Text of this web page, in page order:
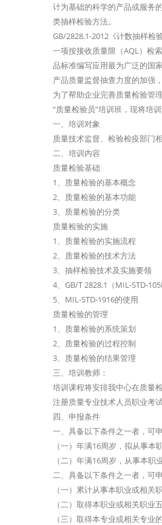
计为基础的科学的产品或服务
类抽样检验方法。
GB/2828.1-2012《计数抽样检
一项按接收质量限（AQL）检
品标准编写应用最为广泛的国
产品质量监督抽查力度的加强
为了帮助企业完善质量检验管
“质量检验员”培训班，现将培
一、培训对象
质量技术监督、检验检疫部门
二、培训内容
质量检验基础
1、质量检验的基本概念
2、质量检验的基本功能
3、质量检验的分类
质量检验的实施
1、质量检验的实施流程
2、质量检验的技术方法
3、抽样检验技术及实施要领
4、GB/T 2828.1（MIL-STD-
5、MIL-STD-1916的使用
质量检验的管理
1、质量检验的系统策划
2、质量检验的过程控制
3、质量检验的结果管理
三、培训教师：
培训课程将安排我中心在质量
注册质量专业技术人员职业考
四、申报条件
一、具备以下条件之一者，可
（一）年满16周岁，拟从事本
（二）年满16周岁，从事本职
二、具备以下条件之一者，可
（一）累计从事本职业或相关
（二）取得本职业或相关职业
（三）取得本专业或相关专业